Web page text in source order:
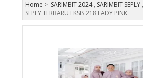
Home > SARIMBIT 2024, SARIMBIT SEPLY,
SEPLY TERBARU EKSIS 218 LADY PINK